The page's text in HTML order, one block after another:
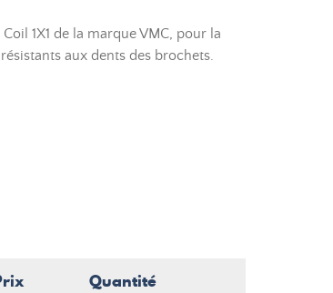
1X1 de la marque VMC, pour la
aux dents des brochets.
Quantité